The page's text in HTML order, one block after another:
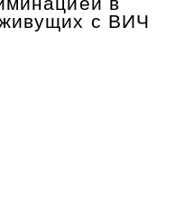
в
с ВИЧ